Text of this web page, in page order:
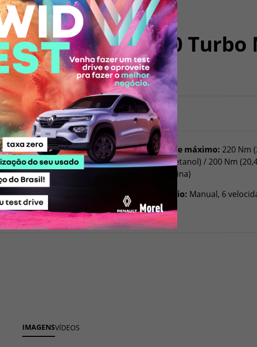
Evolution MT 1.0 Turbo
válvulas:Duplo variável (VVT)
4x2
125 cv (etanol) / 120 cv
5.000 rpm
Torque máximo: 220 Nm
rpm (etanol) / 200 Nm
(gasolina)
Câmbio: Manual, 6
IMAGENSVÍDEOS